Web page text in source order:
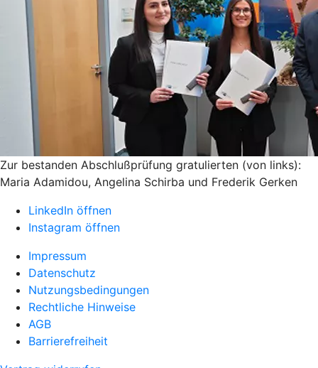
Zur bestanden Abschlußprüfung gratulierten (von links):
Maria Adamidou, Angelina Schirba und Frederik Gerken
LinkedIn öffnen
Instagram öffnen
Impressum
Datenschutz
Nutzungsbedingungen
Rechtliche Hinweise
AGB
Barrierefreiheit